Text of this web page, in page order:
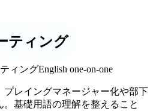
ティング
ィングEnglish one-on-one
プレイングマネージャー化や部下
基礎用語の理解を整えること